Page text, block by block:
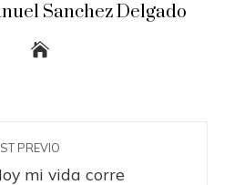
Sanchez Delgado
PREVIO
mi vida corre